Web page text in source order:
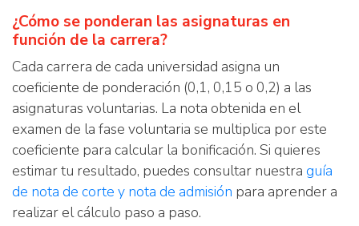
¿Cómo se ponderan las asignaturas en
función de la carrera?
Cada carrera de cada universidad asigna un
coeficiente de ponderación (0,1, 0,15 o 0,2) a las
asignaturas voluntarias. La nota obtenida en el
examen de la fase voluntaria se multiplica por este
coeficiente para calcular la bonificación. Si quieres
estimar tu resultado, puedes consultar nuestra guía
de nota de corte y nota de admisión para aprender a
realizar el cálculo paso a paso.